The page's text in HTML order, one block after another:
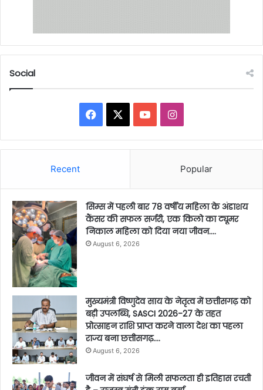
Social
Facebook YouTubeInstagram
Recent Popular
सिम्स में पहली बार 78 वर्षीय महिला के अंडाशय
कैंसर की सफल सर्जरी, एक किलो का ट्यूमर
निकाल महिला को दिया नया जीवन….
August 6, 2026
मुख्यमंत्री विष्णुदेव साय के नेतृत्व में छत्तीसगढ़ को
बड़ी उपलब्धि, SASCI 2026-27 के तहत
प्रोत्साहन राशि प्राप्त करने वाला देश का पहला
राज्य बना छत्तीसगढ़….
August 6, 2026
जीवन में संघर्ष से मिली सफलता ही इतिहास रचती